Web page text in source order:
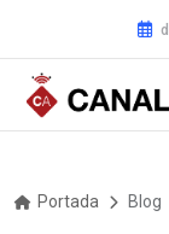
Portada Blog